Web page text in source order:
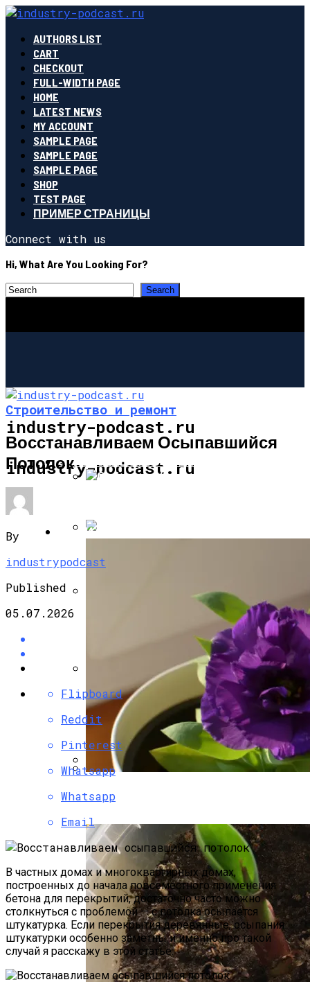
AUTHORS LIST
CART
CHECKOUT
FULL-WIDTH PAGE
HOME
LATEST NEWS
MY ACCOUNT
SAMPLE PAGE
SAMPLE PAGE
SAMPLE PAGE
SHOP
TEST PAGE
ПРИМЕР СТРАНИЦЫ
Connect with us
Hi, What Are You Looking For?
industry-podcast.ru
industry-podcast.ru
СТРОИТЕЛЬСТВО И РЕМОНТ
Садовая Печь-Барбекю Своими
Угловой Камин Из Кирпича: Порядовка,
Советы По Кладке
«лего» Для Ленточного Фундамента
САД И ОГОРОД
Эустома: Выращивание Из Семян В
Домашних Условиях
Строительство и ремонт
Восстанавливаем Осыпавшийся
Потолок
By
industrypodcast
Published
05.07.2026
Flipboard
Reddit
Pinterest
Whatsapp
Whatsapp
Email
В частных домах и многоквартирных домах,
построенных до начала повсеместного применения
бетона для перекрытий, достаточно часто можно
столкнуться с проблемой — с потолка осыпается
штукатурка. Если перекрытия деревянные, осыпания
штукатурки особенно заметны и именно про такой
случай я расскажу в этой статье.